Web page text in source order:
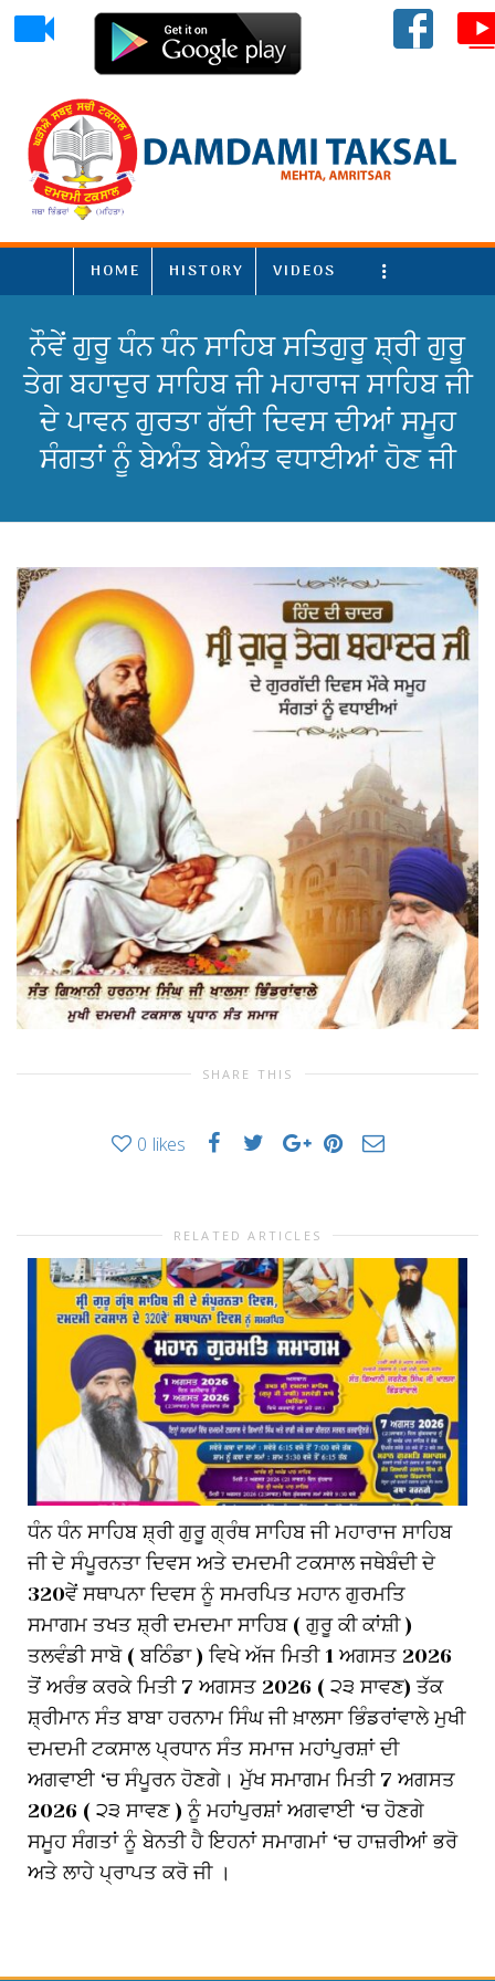
HOME HISTORY VIDEOS More
ਨੌਵੇਂ ਗੁਰੂ ਧੰਨ ਧੰਨ ਸਾਹਿਬ ਸਤਿਗੁਰੂ ਸ਼੍ਰੀ ਗੁਰੂ
ਤੇਗ ਬਹਾਦੁਰ ਸਾਹਿਬ ਜੀ ਮਹਾਰਾਜ ਸਾਹਿਬ ਜੀ
ਦੇ ਪਾਵਨ ਗੁਰਤਾ ਗੱਦੀ ਦਿਵਸ ਦੀਆਂ ਸਮੂਹ
ਸੰਗਤਾਂ ਨੂੰ ਬੇਅੰਤ ਬੇਅੰਤ ਵਧਾਈਆਂ ਹੋਣ ਜੀ
SHARE THIS
0 likes
RELATED ARTICLES
ਧੰਨ ਧੰਨ ਸਾਹਿਬ ਸ਼੍ਰੀ ਗੁਰੂ ਗ੍ਰੰਥ ਸਾਹਿਬ ਜੀ ਮਹਾਰਾਜ ਸਾਹਿਬ
ਜੀ ਦੇ ਸੰਪੂਰਨਤਾ ਦਿਵਸ ਅਤੇ ਦਮਦਮੀ ਟਕਸਾਲ ਜਥੇਬੰਦੀ ਦੇ
320ਵੇਂ ਸਥਾਪਨਾ ਦਿਵਸ ਨੂੰ ਸਮਰਪਿਤ ਮਹਾਨ ਗੁਰਮਤਿ
ਸਮਾਗਮ ਤਖਤ ਸ਼੍ਰੀ ਦਮਦਮਾ ਸਾਹਿਬ ( ਗੁਰੂ ਕੀ ਕਾਂਸ਼ੀ )
ਤਲਵੰਡੀ ਸਾਬੋ ( ਬਠਿੰਡਾ ) ਵਿਖੇ ਅੱਜ ਮਿਤੀ 1 ਅਗਸਤ 2026
ਤੋਂ ਅਰੰਭ ਕਰਕੇ ਮਿਤੀ 7 ਅਗਸਤ 2026 ( ੨੩ ਸਾਵਣ) ਤੱਕ
ਸ਼੍ਰੀਮਾਨ ਸੰਤ ਬਾਬਾ ਹਰਨਾਮ ਸਿੰਘ ਜੀ ਖ਼ਾਲਸਾ ਭਿੰਡਰਾਂਵਾਲੇ ਮੁਖੀ
ਦਮਦਮੀ ਟਕਸਾਲ ਪ੍ਰਧਾਨ ਸੰਤ ਸਮਾਜ ਮਹਾਂਪੁਰਸ਼ਾਂ ਦੀ
ਅਗਵਾਈ ‘ਚ ਸੰਪੂਰਨ ਹੋਣਗੇ। ਮੁੱਖ ਸਮਾਗਮ ਮਿਤੀ 7 ਅਗਸਤ
2026 ( ੨੩ ਸਾਵਣ ) ਨੂੰ ਮਹਾਂਪੁਰਸ਼ਾਂ ਅਗਵਾਈ ‘ਚ ਹੋਣਗੇ
ਸਮੂਹ ਸੰਗਤਾਂ ਨੂੰ ਬੇਨਤੀ ਹੈ ਇਹਨਾਂ ਸਮਾਗਮਾਂ ‘ਚ ਹਾਜ਼ਰੀਆਂ ਭਰੋ
ਅਤੇ ਲਾਹੇ ਪ੍ਰਾਪਤ ਕਰੋ ਜੀ ।